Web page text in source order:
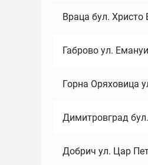
Враца бул. Христо
Габрово ул.
Горна Оряховица
Димитровград
Добрич ул. Цар